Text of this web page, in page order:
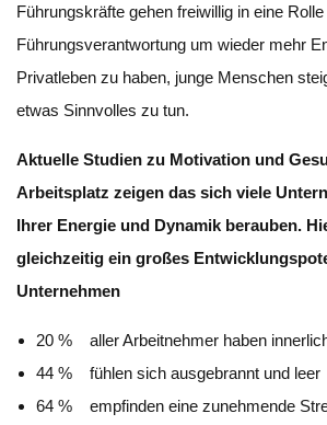
Führungskräfte gehen freiwillig in eine
Führungsverantwortung um wieder mehr
Privatleben zu haben, junge Menschen
etwas Sinnvolles zu tun.
Aktuelle Studien zu Motivation und
Arbeitsplatz zeigen das sich viele
Ihrer Energie und Dynamik berauben.
gleichzeitig ein großes
Unternehmen
20 % aller Arbeitnehmer haben
44 % fühlen sich ausgebrannt und leer
64 % empfinden eine zunehmende